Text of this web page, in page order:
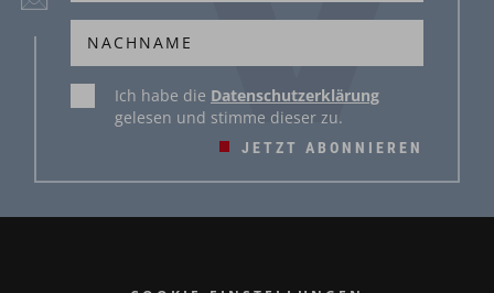
JETZT ABONNIEREN
Ich habe die Datenschutzerklärung
gelesen und stimme dieser zu.